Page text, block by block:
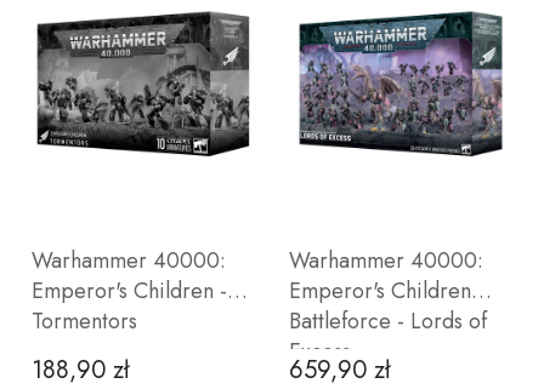
Warhammer 40000:
Emperor's Children -
Tormentors
Cena
188,90 zł
Warhammer 40000:
Emperor's Children
Battleforce - Lords of
Excess
Cena
659,90 zł